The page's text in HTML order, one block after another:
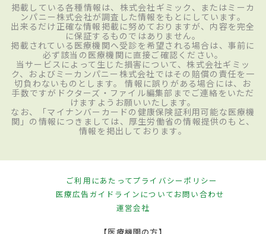
掲載している各種情報は、株式会社ギミック、またはミーカ
ンパニー株式会社が調査した情報をもとにしています。
出来るだけ正確な情報掲載に努めておりますが、内容を完全
に保証するものではありません。
掲載されている医療機関へ受診を希望される場合は、事前に
必ず該当の医療機関に直接ご確認ください。
当サービスによって生じた損害について、株式会社ギミッ
ク、およびミーカンパニー株式会社ではその賠償の責任を一
切負わないものとします。 情報に誤りがある場合には、お
手数ですがドクターズ・ファイル編集部までご連絡をいただ
けますようお願いいたします。
なお、「マイナンバーカードの健康保険証利用可能な医療機
関」の情報につきましては、厚生労働省の情報提供のもと、
情報を掲出しております。
ご利用にあたってプライバシーポリシー
医療広告ガイドラインについてお問い合わせ
運営会社
【医療機関の方】